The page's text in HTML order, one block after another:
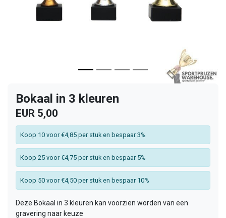
Bokaal in 3 kleuren
EUR 5,00
Koop 10 voor €4,85 per stuk en bespaar 3%
Koop 25 voor €4,75 per stuk en bespaar 5%
Koop 50 voor €4,50 per stuk en bespaar 10%
Deze Bokaal in 3 kleuren kan voorzien worden van een
gravering naar keuze